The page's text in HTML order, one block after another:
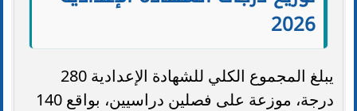
2026
يبلغ المجموع الكلي للشهادة الإعدادية 280
درجة، موزعة على فصلين دراسيين، بواقع 140